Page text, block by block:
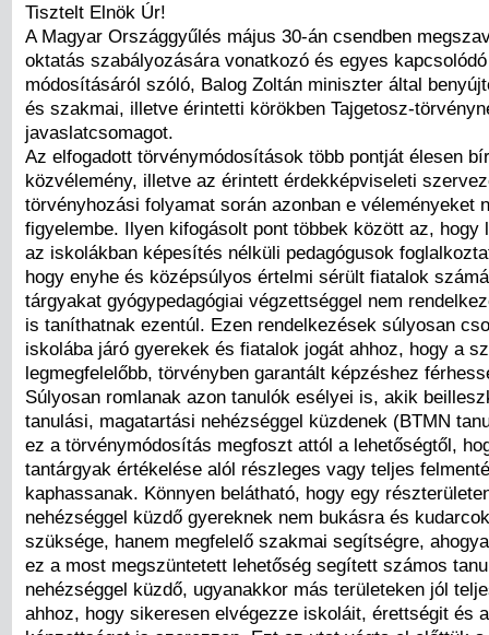
Tisztelt Elnök Úr!
A Magyar Országgyűlés május 30-án csendben
oktatás szabályozására vonatkozó és egyes
módosításáról szóló, Balog Zoltán miniszter által
és szakmai, illetve érintetti körökben Tajgetosz-
javaslatcsomagot.
Az elfogadott törvénymódosítások több pontját élesen
közvélemény, illetve az érintett érdekképviseleti
törvényhozási folyamat során azonban e véleményeket
figyelembe. Ilyen kifogásolt pont többek között az, hogy
az iskolákban képesítés nélküli pedagógusok
hogy enyhe és középsúlyos értelmi sérült fiatalok
tárgyakat gyógypedagógiai végzettséggel nem
is taníthatnak ezentúl. Ezen rendelkezések súlyosan
iskolába járó gyerekek és fiatalok jogát ahhoz, hogy a
legmegfelelőbb, törvényben garantált képzéshez
Súlyosan romlanak azon tanulók esélyei is, akik
tanulási, magatartási nehézséggel küzdenek (BTMN
ez a törvénymódosítás megfoszt attól a lehetőségtől,
tantárgyak értékelése alól részleges vagy teljes
kaphassanak. Könnyen belátható, hogy egy
nehézséggel küzdő gyereknek nem bukásra és
szüksége, hanem megfelelő szakmai segítségre,
ez a most megszüntetett lehetőség segített számos
nehézséggel küzdő, ugyanakkor más területeken jól
ahhoz, hogy sikeresen elvégezze iskoláit, érettségit és